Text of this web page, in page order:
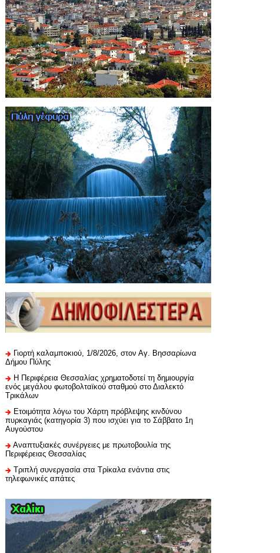
Γιορτή καλαμποκιού, 1/8/2026, στον Αγ. Βησσαρίωνα
Δήμου Πύλης
H Περιφέρεια Θεσσαλίας χρηματοδοτεί τη δημιουργία
ενός μεγάλου φωτοβολταϊκού σταθμού στο Διαλεκτό
Τρικάλων
Ετοιμότητα λόγω του Χάρτη πρόβλεψης κινδύνου
πυρκαγιάς (κατηγορία 3) που ισχύει για το Σάββατο 1η
Αυγούστου
Αναπτυξιακές συνέργειες με πρωτοβουλία της
Περιφέρειας Θεσσαλίας
Τριπλή συνεργασία στα Τρίκαλα ενάντια στις
τηλεφωνικές απάτες